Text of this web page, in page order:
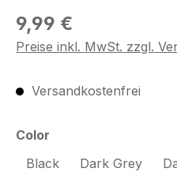
Regulärer Preis:
9,99 €
Preise inkl. MwSt. zzgl.
Versandkostenfrei
Color
Black
Dark Grey